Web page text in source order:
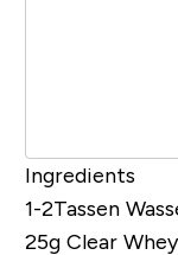
Ingredients
1-2Tassen
25gClear